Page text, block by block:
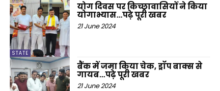
STATE
योग दिवस पर किच्छावासियों ने किया
योगाभ्यास…पढ़े पूरी खबर
21 June 2024
बैंक में जमा किया चेक, ड्रॉप बाक्स से
गायब…पढ़े पूरी खबर
21 June 2024